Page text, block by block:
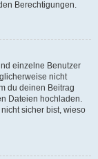
Berechtigungen.
einzelne Benutzer
nicht
du deinen Beitrag
Dateien hochladen.
sicher bist, wieso